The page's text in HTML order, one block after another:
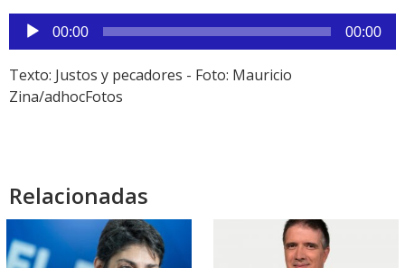
Reproductor
de
audio
00:00 00:00
Texto: Justos y pecadores - Foto: Mauricio
Zina/adhocFotos
Relacionadas